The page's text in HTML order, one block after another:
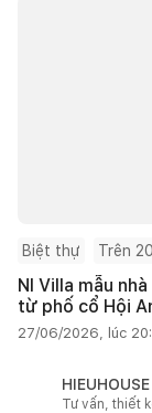
Biệt thự Trên
NI Villa mẫu
từ phố cổ Hội
27/06/2026, lúc
HIEUHOUSE
Tư vấn, thiết